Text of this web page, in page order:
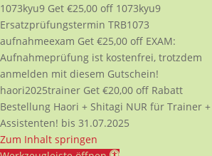
1073kyu9 Get €25,00 off 1073kyu9
Ersatzprüfungstermin TRB1073
aufnahmeexam Get €25,00 off EXAM:
Aufnahmeprüfung ist kostenfrei, trotzdem
anmelden mit diesem Gutschein!
haori2025trainer Get €20,00 off Rabatt
Bestellung Haori + Shitagi NUR für Trainer +
Assistenten! bis 31.07.2025
Zum Inhalt springen